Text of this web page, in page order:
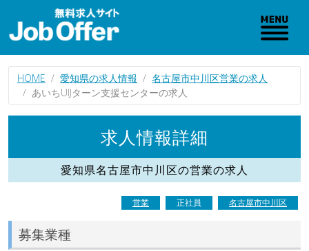
HOME 愛知県の求人情報
名古屋市中川区営業の求人
あいちUIJターン支援センターの求人
求人情報詳細
愛知県名古屋市中川区の営業の求人
営業 正社員 名古屋市中川区
募集業種